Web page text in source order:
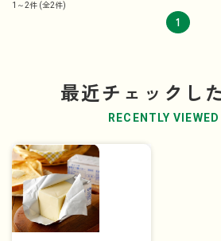
1～2件 (全2件)
1
最近チェックし
RECENTLY VIEWED